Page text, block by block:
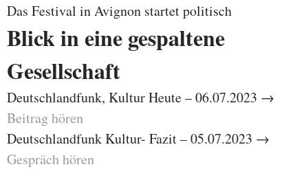
Das Festival in Avignon startet politisch
Blick in eine gespaltene
Gesellschaft
Deutschlandfunk, Kultur Heute – 06.07.2023 →
Beitrag hören
Deutschlandfunk Kultur- Fazit – 05.07.2023 →
Gespräch hören